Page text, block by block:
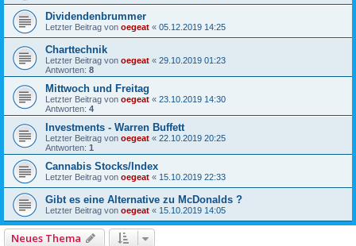
Dividendenbrummer
Letzter Beitrag von oegeat « 05.12.2019 14:25
Charttechnik
Letzter Beitrag von oegeat « 29.10.2019 01:23
Antworten: 8
Mittwoch und Freitag
Letzter Beitrag von oegeat « 23.10.2019 14:30
Antworten: 4
Investments - Warren Buffett
Letzter Beitrag von oegeat « 22.10.2019 20:25
Antworten: 1
Cannabis Stocks/Index
Letzter Beitrag von oegeat « 15.10.2019 22:33
Gibt es eine Alternative zu McDonalds ?
Letzter Beitrag von oegeat « 15.10.2019 14:05
Neues Thema